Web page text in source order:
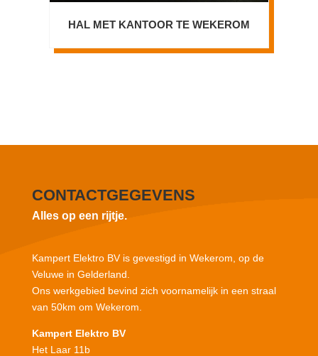
HAL MET KANTOOR TE WEKEROM
CONTACTGEGEVENS
Alles op een rijtje.
Kampert Elektro BV is gevestigd in Wekerom, op de
Veluwe in Gelderland.
Ons werkgebied bevind zich voornamelijk in een straal
van 50km om Wekerom.
Kampert Elektro BV
Het Laar 11b